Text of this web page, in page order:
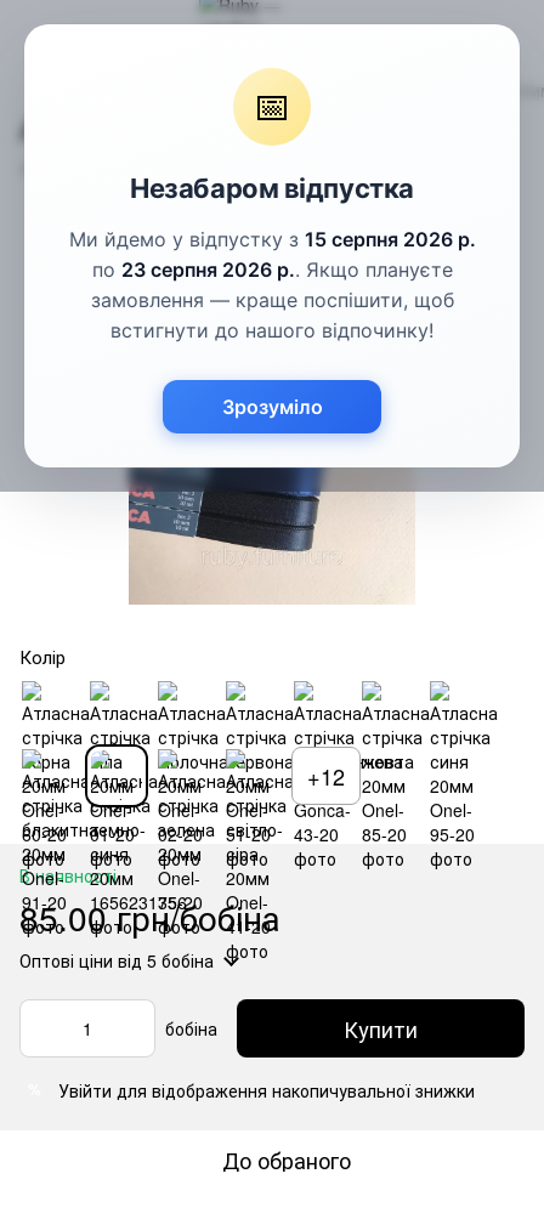
📅
Незабаром відпустка
Ми йдемо у відпустку з 15 серпня 2026 р.
по 23 серпня 2026 р.. Якщо плануєте
замовлення — краще поспішити, щоб
встигнути до нашого відпочинку!
Зрозуміло
Атласна стрічка Атласна стрічка темно-синя
Атласна стрічка темно-синя 20мм
Колір
+12
В наявності
85.00 грн/бобіна
Оптові ціни від 5 бобіна
бобіна Купити
Увійти для відображення накопичувальної знижки
До обраного